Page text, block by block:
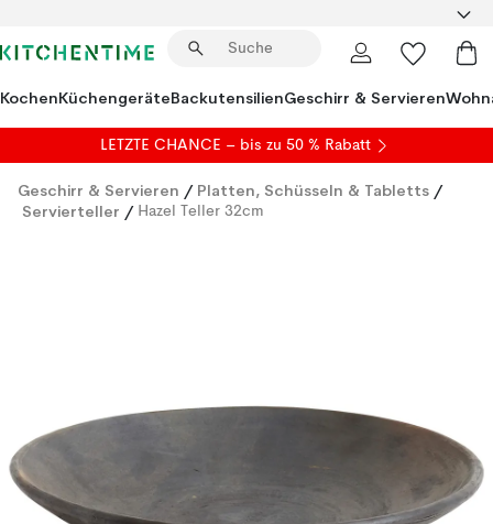
KochenKüchengeräteBackutensilienGeschirr & Servieren
LETZTE CHANCE – bis zu 50 % Rabatt
Geschirr & Servieren / Platten, Schüsseln & Tabletts /
Servierteller / Hazel Teller 32cm